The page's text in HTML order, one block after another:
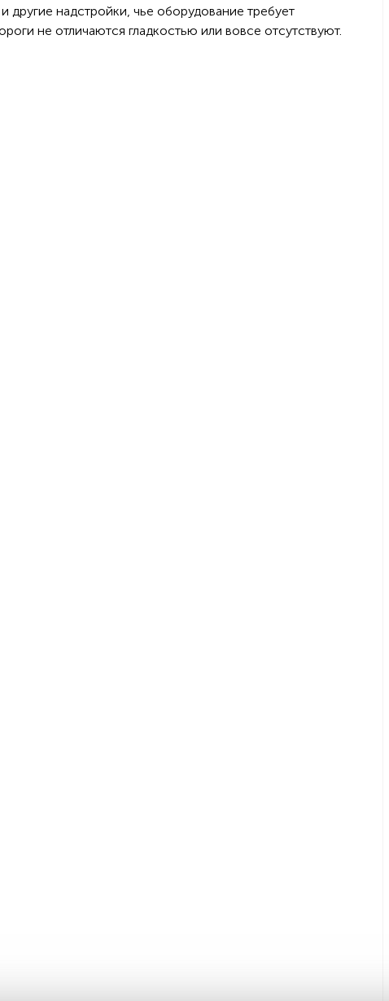
другие надстройки, чье оборудование требует
не отличаются гладкостью или вовсе отсутствуют.